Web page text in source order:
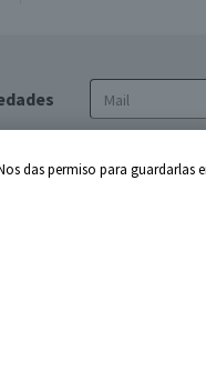
de
das permiso para guardarlas